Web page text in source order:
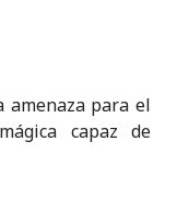
para el
capaz de